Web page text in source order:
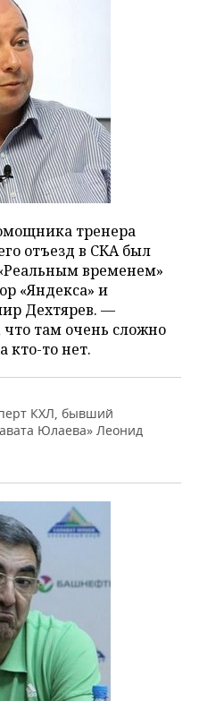
тренера
отъезд в СКА был
временем»
«Яндекса» и
Дехтярев. —
там очень сложно
кто-то нет.
КХЛ, бывший
Юлаева» Леонид